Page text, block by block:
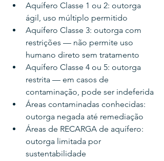
Aquífero Classe 1 ou 2: outorga
ágil, uso múltiplo permitido
Aquífero Classe 3: outorga com
restrições — não permite uso
humano direto sem tratamento
Aquífero Classe 4 ou 5: outorga
restrita — em casos de
contaminação, pode ser indeferida
Áreas contaminadas conhecidas:
outorga negada até remediação
Áreas de RECARGA de aquífero:
outorga limitada por
sustentabilidade